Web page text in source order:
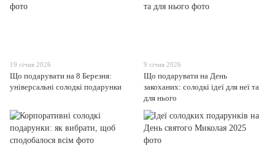
19 січня 2026
Що подарувати на 8 Березня:
універсальні солодкі подарунки
9 січня 2026
Що подарувати на День
закоханих: солодкі ідеї для неї та
для нього